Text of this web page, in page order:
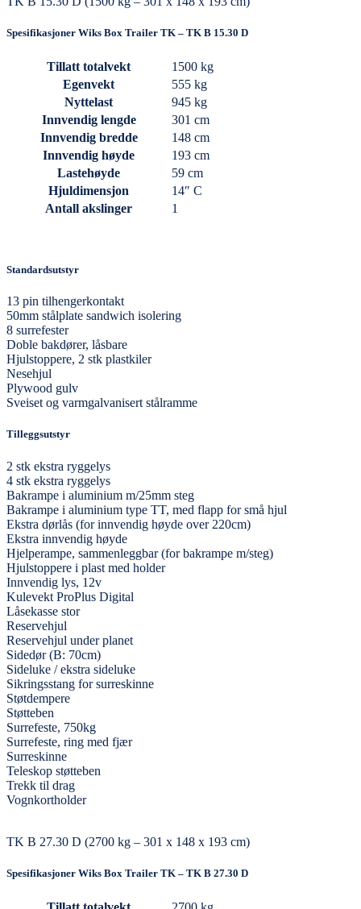
Spesifikasjoner Wiks Box Trailer TK – TK B 15.30 D
Tillatt totalvekt
1500 kg
Egenvekt
555 kg
Nyttelast
945 kg
Innvendig lengde
301 cm
Innvendig bredde
148 cm
Innvendig høyde
193 cm
Lastehøyde
59 cm
Hjuldimensjon
14″ C
Antall akslinger
1
Standardsutstyr
13 pin tilhengerkontakt
50mm stålplate sandwich isolering
8 surrefester
Doble bakdører, låsbare
Hjulstoppere, 2 stk plastkiler
Nesehjul
Plywood gulv
Sveiset og varmgalvanisert stålramme
Tilleggsutstyr
2 stk ekstra ryggelys
4 stk ekstra ryggelys
Bakrampe i aluminium m/25mm steg
Bakrampe i aluminium type TT, med flapp for små hjul
Ekstra dørlås (for innvendig høyde over 220cm)
Ekstra innvendig høyde
Hjelperampe, sammenleggbar (for bakrampe m/steg)
Hjulstoppere i plast med holder
Innvendig lys, 12v
Kulevekt ProPlus Digital
Låsekasse stor
Reservehjul
Reservehjul under planet
Sidedør (B: 70cm)
Sideluke / ekstra sideluke
Sikringsstang for surreskinne
Støtdempere
Støtteben
Surrefeste, 750kg
Surrefeste, ring med fjær
Surreskinne
Teleskop støtteben
Trekk til drag
Vognkortholder
TK B 27.30 D (2700 kg – 301 x 148 x 193 cm)
Spesifikasjoner Wiks Box Trailer TK – TK B 27.30 D